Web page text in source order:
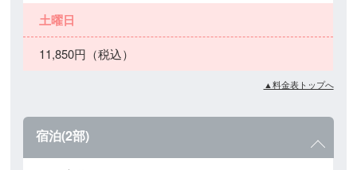
土曜日
11,850円（税込）
▲料金表トップへ
宿泊(2部)